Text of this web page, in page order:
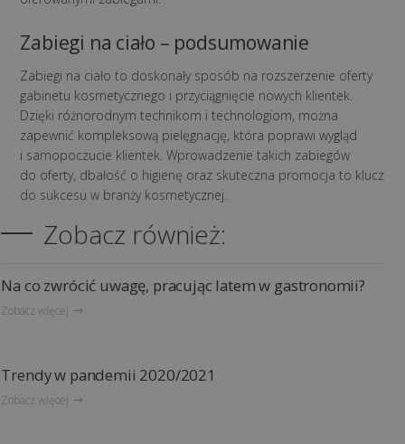
Zabiegi na ciało – podsumowanie
Zabiegi na ciało to doskonały sposób na rozszerzenie oferty
gabinetu kosmetycznego i przyciągnięcie nowych klientek.
Dzięki różnorodnym technikom i technologiom, można
zapewnić kompleksową pielęgnację, która poprawi wygląd
i samopoczucie klientek. Wprowadzenie takich zabiegów
do oferty, dbałość o higienę oraz skuteczna promocja to klucz
do sukcesu w branży kosmetycznej.
Zobacz również:
Na co zwrócić uwagę, pracując latem w gastronomii?
Zobacz więcej
Trendy w pandemii 2020/2021
Zobacz więcej